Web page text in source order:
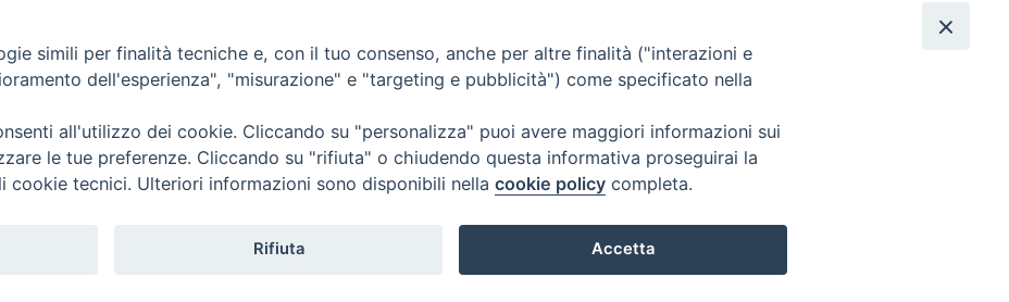
Privacy Policy Cookie Policy
Trentina Editrice
simili per finalità tecniche e, con il tuo consenso, anche per altre finalità ("interazioni e
dell'esperienza", "misurazione" e "targeting e pubblicità") come specificato nella
all'utilizzo dei cookie. Cliccando su "personalizza" puoi avere maggiori informazioni sui
le tue preferenze. Cliccando su "rifiuta" o chiudendo questa informativa proseguirai la
cookie tecnici. Ulteriori informazioni sono disponibili nella cookie policy completa.
Rifiuta Accetta